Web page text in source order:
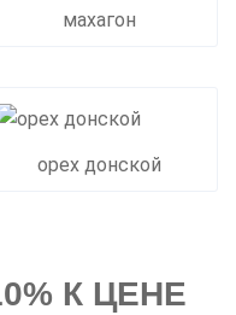
махагон
орех донской
К ЦЕНЕ